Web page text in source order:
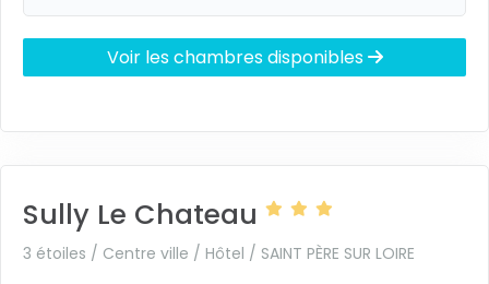
Voir les chambres disponibles
Sully Le Chateau
3 étoiles / Centre ville / Hôtel / SAINT PÈRE SUR LOIRE